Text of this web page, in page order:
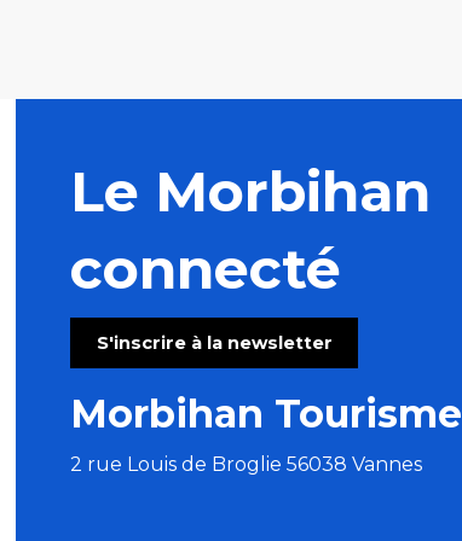
Le Morbihan
connecté
S'inscrire à la newsletter
Morbihan Tourisme
2 rue Louis de Broglie 56038 Vannes